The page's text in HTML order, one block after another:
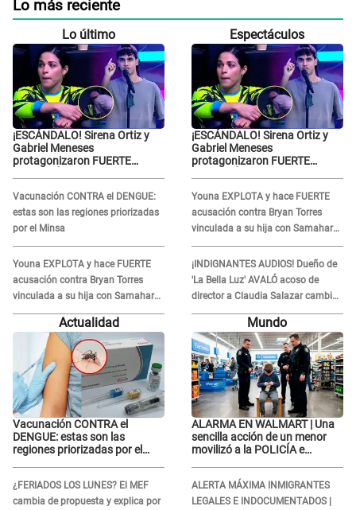
Lo más reciente
Lo último
¡ESCÁNDALO! Sirena Ortiz y
Gabriel Meneses
protagonizaron FUERTE
Vacunación CONTRA el DENGUE:
estas son las regiones priorizadas
por el Minsa
Youna EXPLOTA y hace FUERTE
acusación contra Bryan Torres
vinculada a su hija con Samahara
Lobatón: "Le volvió a..."
Espectáculos
¡ESCÁNDALO! Sirena Ortiz y
Gabriel Meneses
protagonizaron FUERTE
Youna EXPLOTA y hace FUERTE
acusación contra Bryan Torres
vinculada a su hija con Samahara
Lobatón: "Le volvió a..."
¡INDIGNANTES AUDIOS! Dueño de
'La Bella Luz' AVALÓ acoso de
director a Claudia Salazar cambio
de darle TEMAS musicales:
Actualidad
Vacunación CONTRA el
DENGUE: estas son las
regiones priorizadas por el
¿FERIADOS LOS LUNES? El MEF
cambia de propuesta y explica por
Mundo
ALARMA EN WALMART | Una
sencilla acción de un menor
movilizó a la POLICÍA e
ALERTA MÁXIMA INMIGRANTES
LEGALES E INDOCUMENTADOS |